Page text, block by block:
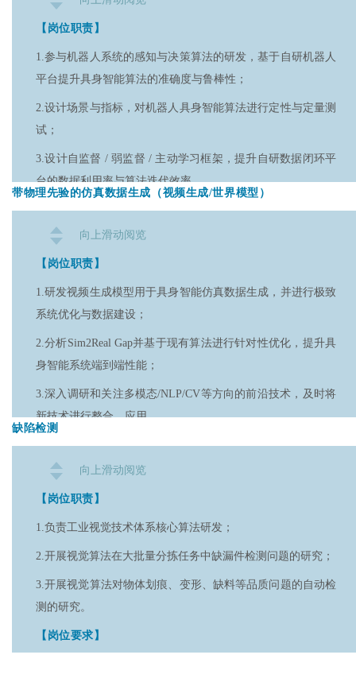
7.具备较强的学习、沟通表达能力和良好的团队合作精神，内
8.有无人机电调和减速电机控制、减速电机低速控制调试经验
4.具备使用机器人仿真平台的经验，如Isaacsim、Mujoco、
C++编程语言，掌握ubuntu、docker的使用方法；
6.熟悉ROS/ROS2机器人通信框架，能够高效地进行机器人系
统间的通信。
【岗位职责】
1.参与机器人系统的感知与决策算法的研发，基于自研机器人
平台提升具身智能算法的准确度与鲁棒性；
2.设计场景与指标，对机器人具身智能算法进行定性与定量测
试；
3.设计自监督 / 弱监督 / 主动学习框架，提升自研数据闭环平
台的数据利用率与算法迭代效率。
【岗位要求】
1.研究生及以上学历，计算机、软件工程、麻豆传媒 等专业
优先；
2.熟悉深度学习原理，了解常用神经网络的网络结构、训练范
式、测试指标；
3.了解常用深度学习框架（如 PyTorch、Jax等），有网络训练
调优的项目经验；
4.了解表征学习的概念，对自监督 / 弱监督学习范式具有一定
了解；
Grounding DINO，Diffusion Policy，Gaussian Splatting等）；
6. 熟悉三维计算机视觉，了解3D Vision 领域常用模型（如
法与软件问题的能力；
8.关注行业前沿，对具身智能发展有浓厚兴趣；
10.熟练使用 Git 开发协作工具。
带物理先验的仿真数据生成（视频生成/世界模型）
向上滑动阅览
【岗位职责】
1.研发视频生成模型用于具身智能仿真数据生成，并进行极致
系统优化与数据建设；
2.分析Sim2Real Gap并基于现有算法进行针对性优化，提升具
身智能系统端到端性能；
3.深入调研和关注多模态/NLP/CV等方向的前沿技术，及时将
新技术进行整合、应用。
【岗位要求】
1.熟练掌握C/C++或Python编程语言，有扎实的基础算法、代
码能力，具备良好的编程风格和工作习惯；
2.具有扎实的计算机视觉、机器学习基础，熟悉CV、AIGC、
video diffusion model的常见训练策略；
模型开源代码；
缺陷检测
向上滑动阅览
【岗位职责】
1.负责工业视觉技术体系核心算法研发；
2.开展视觉算法在大批量分拣任务中缺漏件检测问题的研究；
3.开展视觉算法对物体划痕、变形、缺料等品质问题的自动检
测的研究。
【岗位要求】